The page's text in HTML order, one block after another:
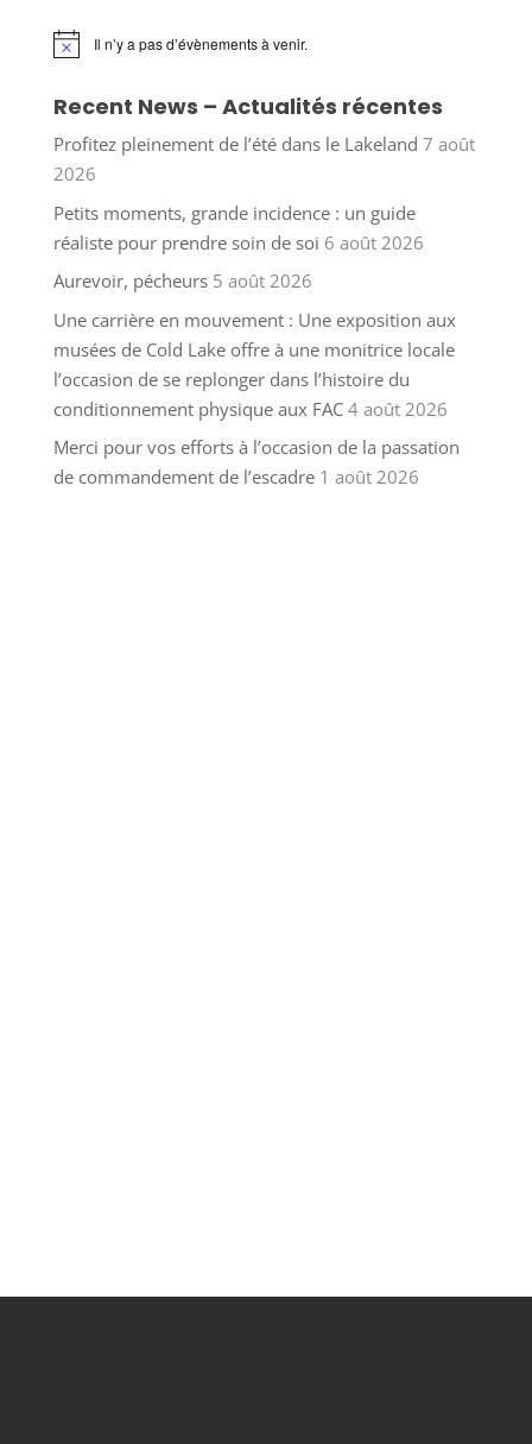
Notice Il n’y a pas d’évènements à venir.
Recent News – Actualités récentes
Profitez pleinement de l’été dans le Lakeland 7 août
2026
Petits moments, grande incidence : un guide
réaliste pour prendre soin de soi 6 août 2026
Aurevoir, pécheurs 5 août 2026
Une carrière en mouvement : Une exposition aux
musées de Cold Lake offre à une monitrice locale
l’occasion de se replonger dans l’histoire du
conditionnement physique aux FAC 4 août 2026
Merci pour vos efforts à l’occasion de la passation
de commandement de l’escadre 1 août 2026